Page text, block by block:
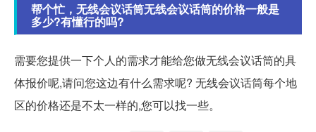
帮个忙，无线会议话筒无线会议话筒的价格一般是
多少?有懂行的吗?
需要您提供一下个人的需求才能给您做无线会议话筒的具
体报价呢,请问您这边有什么需求呢? 无线会议话筒每个地
区的价格还是不太一样的,您可以找一些。